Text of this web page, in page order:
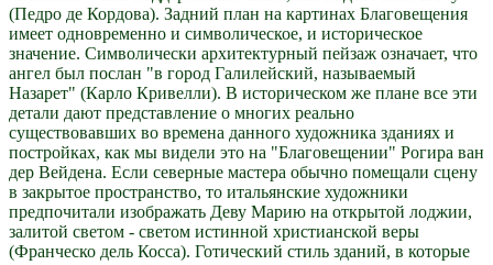
(Педро де Кордова). Задний план на картинах Благовещения
имеет одновременно и символическое, и историческое
значение. Символически архитектурный пейзаж означает, что
ангел был послан "в город Галилейский, называемый
Назарет" (Карло Кривелли). В историческом же плане все эти
детали дают представление о многих реально
существовавших во времена данного художника зданиях и
постройках, как мы видели это на "Благовещении" Рогира ван
дер Вейдена. Если северные мастера обычно помещали сцену
в закрытое пространство, то итальянские художники
предпочитали изображать Деву Марию на открытой лоджии,
залитой светом - светом истинной христианской веры
(Франческо дель Косса). Готический стиль зданий, в которые